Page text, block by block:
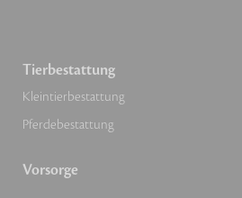
Tierbestattung
Kleintierbestattung
Pferdebestattung
Vorsorge